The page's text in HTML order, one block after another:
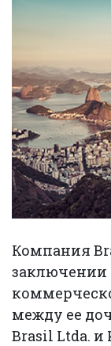
Компания
заключении
между ее
Brasil Ltda. и